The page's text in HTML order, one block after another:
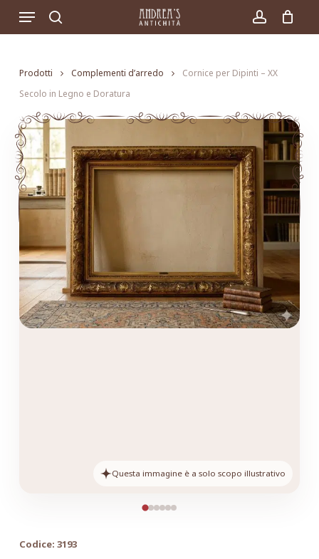
search account
Menu
Prodotti Complementi d’arredo
Cornice per Dipinti – XX
Secolo in Legno e Doratura
Questa immagine è a solo scopo illustrativo
Codice: 3193